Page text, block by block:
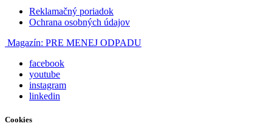
Reklamačný poriadok
Ochrana osobných údajov
Magazín: PRE MENEJ ODPADU
facebook
youtube
instagram
linkedin
Cookies